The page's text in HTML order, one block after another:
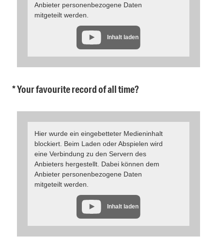
Anbieter personenbezogene Daten
mitgeteilt werden.
Inhalt laden
* Your favourite record of all time?
Hier wurde ein eingebetteter Medieninhalt
blockiert. Beim Laden oder Abspielen wird
eine Verbindung zu den Servern des
Anbieters hergestellt. Dabei können dem
Anbieter personenbezogene Daten
mitgeteilt werden.
Inhalt laden